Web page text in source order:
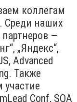
коллегам
Среди наших
—
„Яндекс“,
Advanced
Также
Conf, SQA